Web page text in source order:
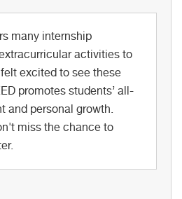
many internship
activities to
excited to see these
promotes students’ all-
and personal growth.
miss the chance to